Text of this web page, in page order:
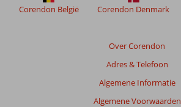
om
Over Corendon
Adres & Telefoon
Algemene Informatie
Algemene Voorwaarden
Corendon België Corendon Denmark